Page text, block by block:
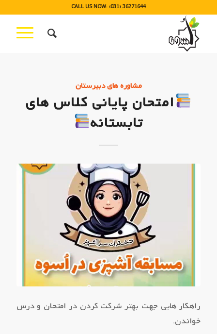
CALL US NOW: (031) 36271644
مشاوره های دبیرستان
امتحان پایانی کلاس های
تابستانه
راهکار هایی جهت بهتر شرکت کردن در امتحان و درس
خواندن.